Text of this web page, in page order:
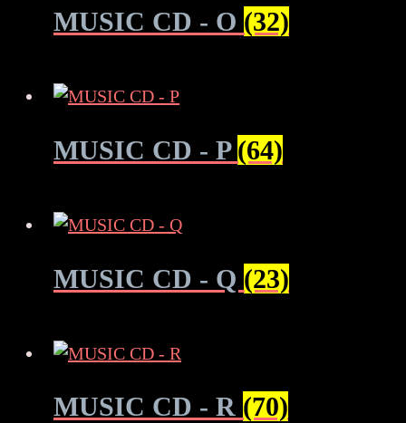
MUSIC CD - O (32)
MUSIC CD - P (64)
MUSIC CD - Q (23)
MUSIC CD - R (70)